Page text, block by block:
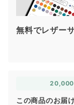
無料でレザー
20,000
この商品のお届